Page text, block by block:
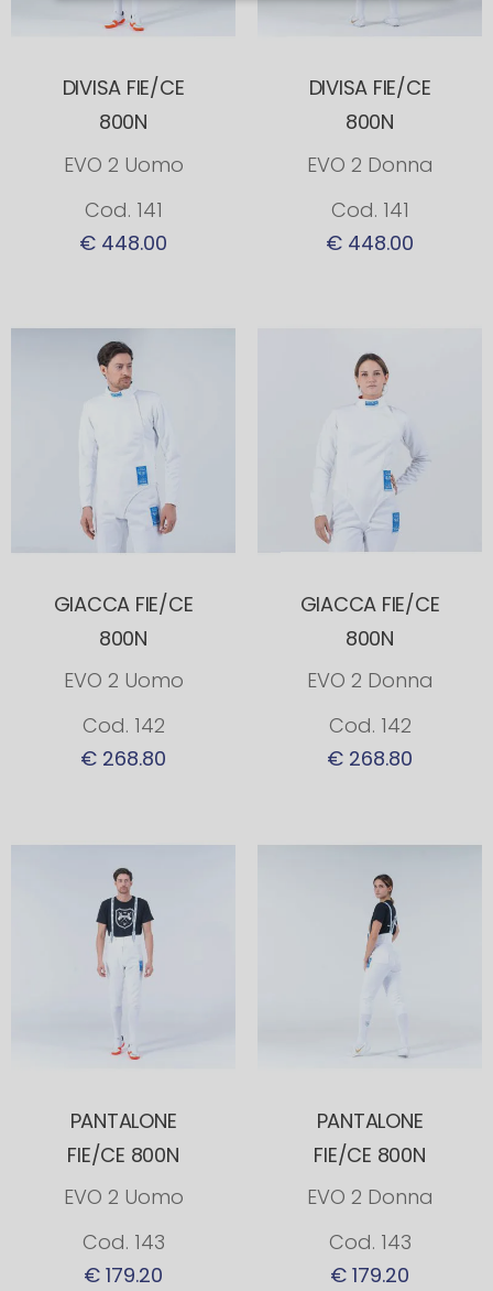
DIVISA FIE/CE
800N
EVO 2 Uomo
Cod. 141
€ 448.00
DIVISA FIE/CE
800N
EVO 2 Donna
Cod. 141
€ 448.00
GIACCA FIE/CE
800N
EVO 2 Uomo
Cod. 142
€ 268.80
GIACCA FIE/CE
800N
EVO 2 Donna
Cod. 142
€ 268.80
PANTALONE
FIE/CE 800N
EVO 2 Uomo
Cod. 143
€ 179.20
PANTALONE
FIE/CE 800N
EVO 2 Donna
Cod. 143
€ 179.20